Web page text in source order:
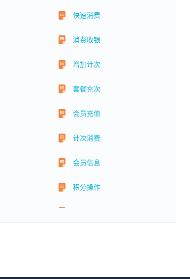
快速消费
消费收银
增加计次
套餐充次
会员充值
计次消费
会员信息
积分操作